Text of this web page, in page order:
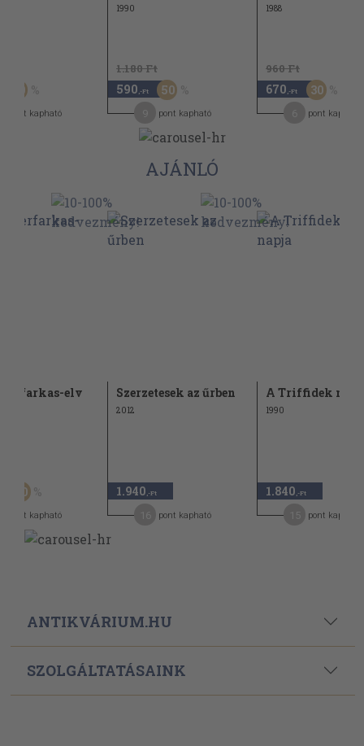
50
pont kapható
1990
1.180 Ft
590 ,-Ft 50
pont kapható
1988
960 Ft
670 ,-Ft 30
pont kapható
AJÁNLÓ
elv
30
pont kapható
Szerzetesek az űrben
2012
1.940 ,-Ft
pont kapható
A Triffidek
1990
1.840 ,-Ft
pont kapható
ANTIKVÁRIUM.HU
SZOLGÁLTATÁSAINK